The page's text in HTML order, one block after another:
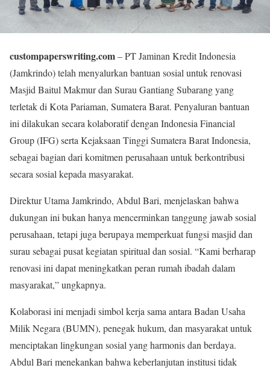
custompaperswriting.com– PT Jaminan Kredit Indonesia
(Jamkrindo) telah menyalurkan bantuan sosial untuk renovasi
Masjid Baitul Makmur dan Surau Gantiang Subarang yang
terletak di Kota Pariaman, Sumatera Barat. Penyaluran bantuan
ini dilakukan secara kolaboratif dengan Indonesia Financial
Group (IFG) serta Kejaksaan Tinggi Sumatera Barat Indonesia,
sebagai bagian dari komitmen perusahaan untuk berkontribusi
secara sosial kepada masyarakat.
Direktur Utama Jamkrindo, Abdul Bari, menjelaskan bahwa
dukungan ini bukan hanya mencerminkan tanggung jawab sosial
perusahaan, tetapi juga berupaya memperkuat fungsi masjid dan
surau sebagai pusat kegiatan spiritual dan sosial. “Kami berharap
renovasi ini dapat meningkatkan peran rumah ibadah dalam
masyarakat,” ungkapnya.
Kolaborasi ini menjadi simbol kerja sama antara Badan Usaha
Milik Negara (BUMN), penegak hukum, dan masyarakat untuk
menciptakan lingkungan sosial yang harmonis dan berdaya.
Abdul Bari menekankan bahwa keberlanjutan institusi tidak